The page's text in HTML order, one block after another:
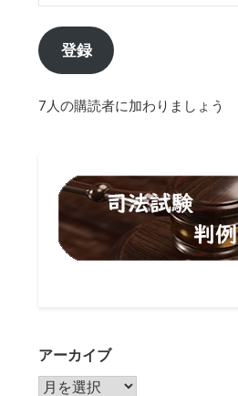
登録
7人の購読者に加わりましょう
アーカイブ
アーカイブ